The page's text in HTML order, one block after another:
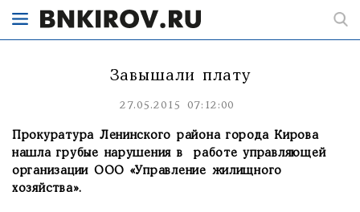
Завышали плату
27.05.2015 07:12:00
Прокуратура Ленинского района города Кирова
нашла грубые нарушения в работе управляющей
организации ООО «Управление жилищного
хозяйства».